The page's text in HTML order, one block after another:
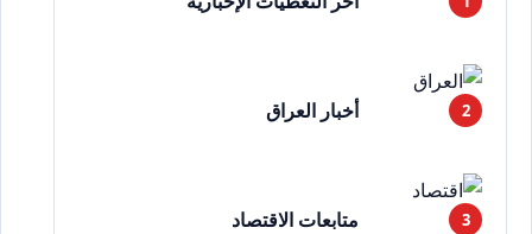
أخبار العراق
متابعات الاقتصاد